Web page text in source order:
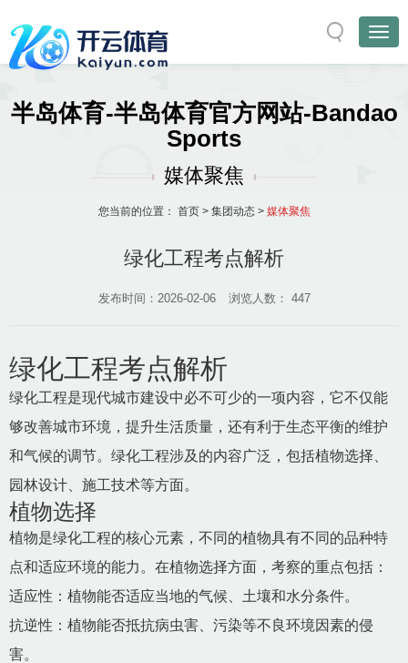
半岛体育-半岛体育官方网站-Bandao
Sports
媒体聚焦
您当前的位置： 首页> 集团动态> 媒体聚焦
绿化工程考点解析
发布时间：2026-02-06 浏览人数： 447
绿化工程考点解析
绿化工程是现代城市建设中必不可少的一项内容，它不仅能
够改善城市环境，提升生活质量，还有利于生态平衡的维护
和气候的调节。绿化工程涉及的内容广泛，包括植物选择、
园林设计、施工技术等方面。
植物选择
植物是绿化工程的核心元素，不同的植物具有不同的品种特
点和适应环境的能力。在植物选择方面，考察的重点包括：
适应性：植物能否适应当地的气候、土壤和水分条件。
抗逆性：植物能否抵抗病虫害、污染等不良环境因素的侵
害。